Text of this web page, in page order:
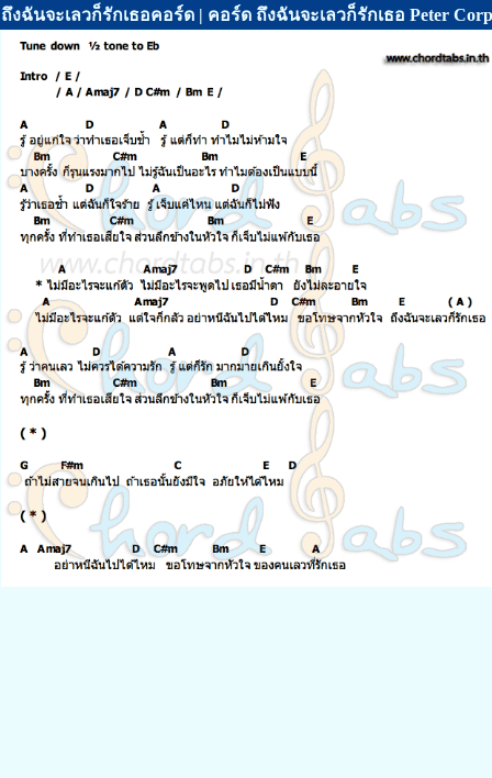
ถึงฉันจะเลวก็รักเธอคอร์ด | คอร์ด ถึงฉันจะเลวก็รักเธอ Peter